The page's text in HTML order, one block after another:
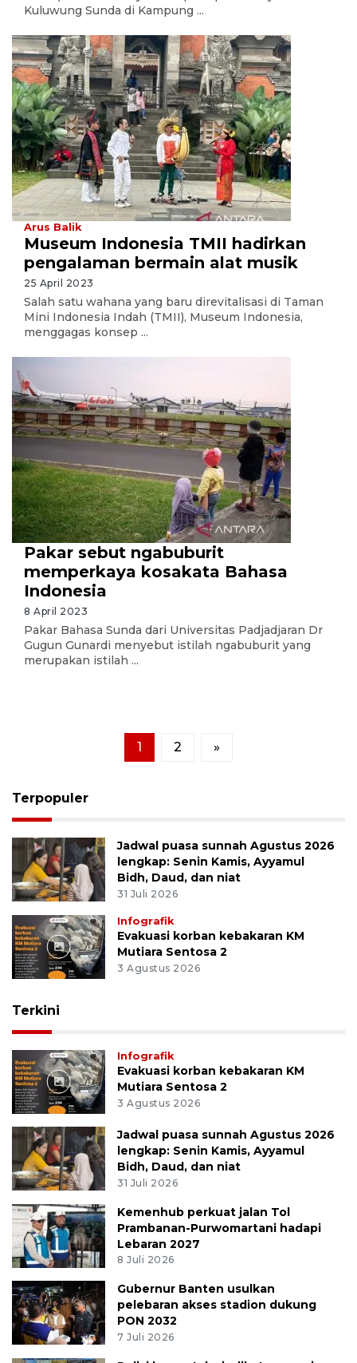
Kuluwung Sunda di Kampung ...
Arus Balik
Museum Indonesia TMII hadirkan
pengalaman bermain alat musik
25 April 2023
Salah satu wahana yang baru direvitalisasi di Taman
Mini Indonesia Indah (TMII), Museum Indonesia,
menggagas konsep ...
Pakar sebut ngabuburit
memperkaya kosakata Bahasa
Indonesia
8 April 2023
Pakar Bahasa Sunda dari Universitas Padjadjaran Dr
Gugun Gunardi menyebut istilah ngabuburit yang
merupakan istilah ...
1 2 »
Terpopuler
Jadwal puasa sunnah Agustus 2026
lengkap: Senin Kamis, Ayyamul
Bidh, Daud, dan niat
31 Juli 2026
Infografik
Evakuasi korban kebakaran KM
Mutiara Sentosa 2
3 Agustus 2026
Terkini
Infografik
Evakuasi korban kebakaran KM
Mutiara Sentosa 2
3 Agustus 2026
Jadwal puasa sunnah Agustus 2026
lengkap: Senin Kamis, Ayyamul
Bidh, Daud, dan niat
31 Juli 2026
Kemenhub perkuat jalan Tol
Prambanan-Purwomartani hadapi
Lebaran 2027
8 Juli 2026
Gubernur Banten usulkan
pelebaran akses stadion dukung
PON 2032
7 Juli 2026